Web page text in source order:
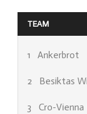
TEAM
1 Ankerbrot
2 Besiktas
3 Cro-Vienna